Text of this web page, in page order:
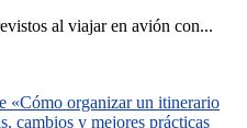
al viajar en avión con...
«Cómo organizar un itinerario
cambios y mejores prácticas